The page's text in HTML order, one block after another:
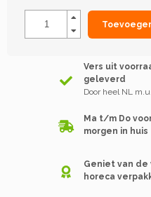
Vers uit
geleverd
Door heel NL
Ma t/m Do
morgen in huis
Geniet van de
horeca